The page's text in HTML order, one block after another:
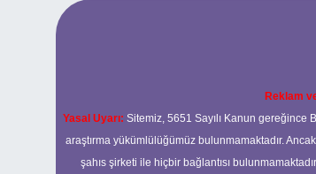
Reklam
Yasal Uyarı: Sitemiz, 5651 Sayılı Kanun gereğince
araştırma yükümlülüğümüz bulunmamaktadır.
şahıs şirketi ile hiçbir bağlantısı